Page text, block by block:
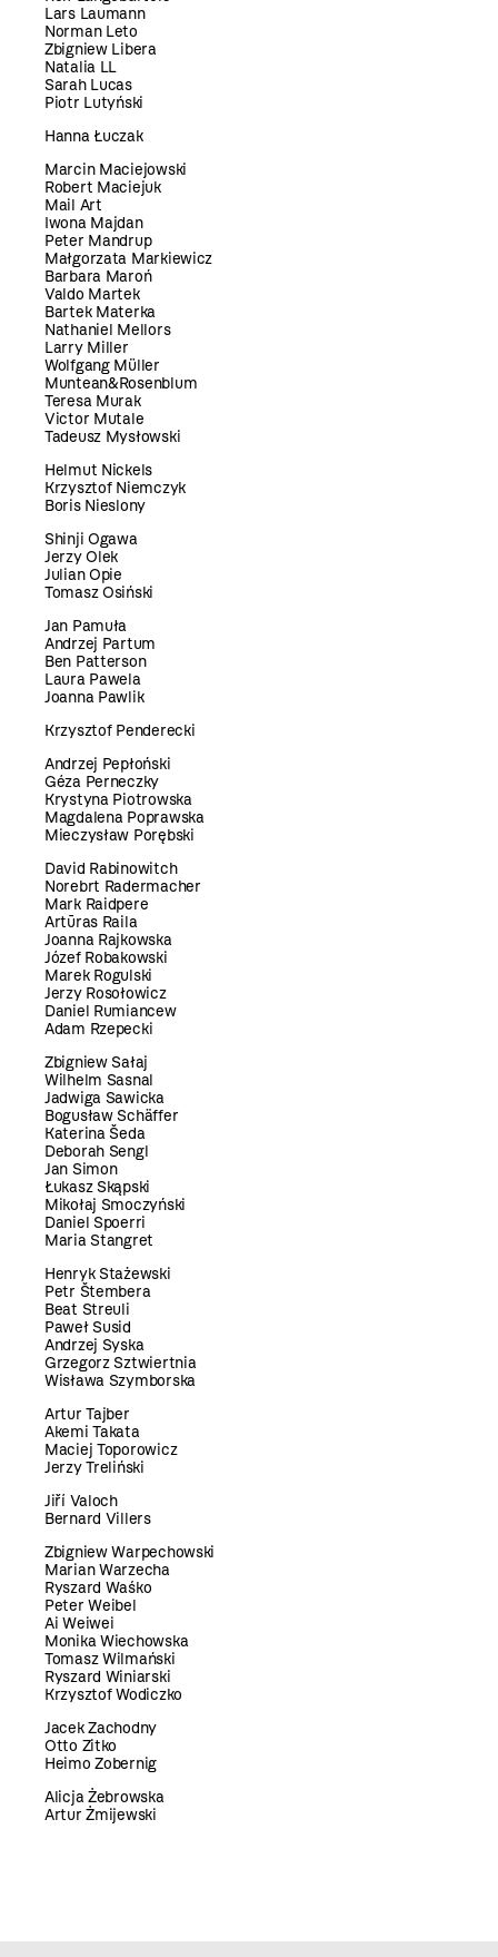
Lars Laumann
Norman Leto
Zbigniew Libera
Natalia LL
Sarah Lucas
Piotr Lutyński
Hanna Łuczak
Marcin Maciejowski
Robert Maciejuk
Mail Art
Iwona Majdan
Peter Mandrup
Małgorzata Markiewicz
Barbara Maroń
Valdo Martek
Bartek Materka
Nathaniel Mellors
Larry Miller
Wolfgang Müller
Muntean&Rosenblum
Teresa Murak
Victor Mutale
Tadeusz Mysłowski
Helmut Nickels
Krzysztof Niemczyk
Boris Nieslony
Shinji Ogawa
Jerzy Olek
Julian Opie
Tomasz Osiński
Jan Pamuła
Andrzej Partum
Ben Patterson
Laura Pawela
Joanna Pawlik
Krzysztof Penderecki
Andrzej Pepłoński
Géza Perneczky
Krystyna Piotrowska
Magdalena Poprawska
Mieczysław Porębski
David Rabinowitch
Norebrt Radermacher
Mark Raidpere
Artūras Raila
Joanna Rajkowska
Józef Robakowski
Marek Rogulski
Jerzy Rosołowicz
Daniel Rumiancew
Adam Rzepecki
Zbigniew Sałaj
Wilhelm Sasnal
Jadwiga Sawicka
Bogusław Schäffer
Katerina Šeda
Deborah Sengl
Jan Simon
Łukasz Skąpski
Mikołaj Smoczyński
Daniel Spoerri
Maria Stangret
Henryk Stażewski
Petr Štembera
Beat Streuli
Paweł Susid
Andrzej Syska
Grzegorz Sztwiertnia
Wisława Szymborska
Artur Tajber
Akemi Takata
Maciej Toporowicz
Jerzy Treliński
Jiří Valoch
Bernard Villers
Zbigniew Warpechowski
Marian Warzecha
Ryszard Waśko
Peter Weibel
Ai Weiwei
Monika Wiechowska
Tomasz Wilmański
Ryszard Winiarski
Krzysztof Wodiczko
Jacek Zachodny
Otto Zitko
Heimo Zobernig
Alicja Żebrowska
Artur Żmijewski